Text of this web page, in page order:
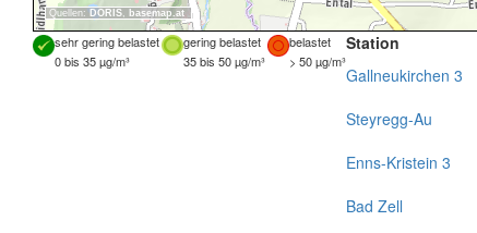
Quellen: DORIS, basemap.at
sehr gering belastet gering belastet
belastet
0 bis 35 µg/m³
35 bis 50 µg/m³ > 50 µg/m³
Station
Gallneukirchen 3
Steyregg-Au
Enns-Kristein 3
Bad Zell